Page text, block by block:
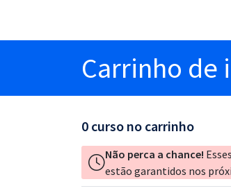
Carrinho de
0 curso no carrinho
Não perca a chance!
estão garantidos nos